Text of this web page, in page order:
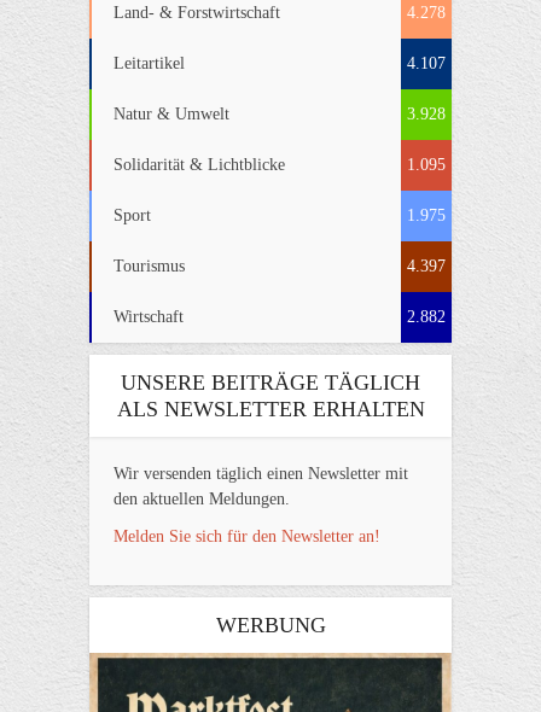
Land- & Forstwirtschaft 4.278
Leitartikel 4.107
Natur & Umwelt 3.928
Solidarität & Lichtblicke 1.095
Sport 1.975
Tourismus 4.397
Wirtschaft 2.882
UNSERE BEITRÄGE TÄGLICH
ALS NEWSLETTER ERHALTEN
Wir versenden täglich einen Newsletter mit
den aktuellen Meldungen.
Melden Sie sich für den Newsletter an!
WERBUNG